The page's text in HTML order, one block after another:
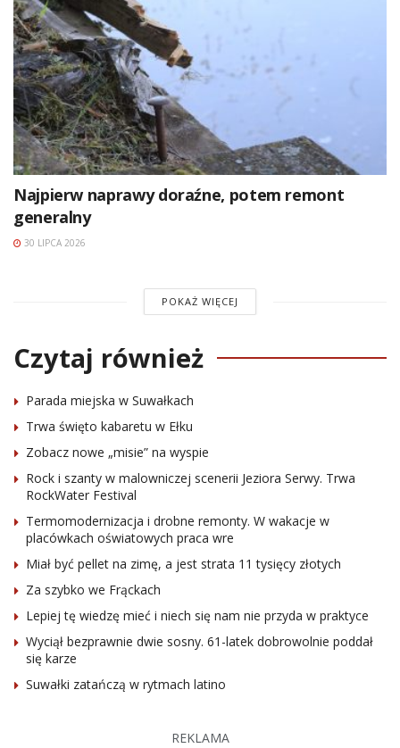
Najpierw naprawy doraźne, potem remont
generalny
30 LIPCA 2026
POKAŻ WIĘCEJ
Czytaj również
Parada miejska w Suwałkach
Trwa święto kabaretu w Ełku
Zobacz nowe „misie” na wyspie
Rock i szanty w malowniczej scenerii Jeziora Serwy. Trwa
RockWater Festival
Termomodernizacja i drobne remonty. W wakacje w
placówkach oświatowych praca wre
Miał być pellet na zimę, a jest strata 11 tysięcy złotych
Za szybko we Frąckach
Lepiej tę wiedzę mieć i niech się nam nie przyda w praktyce
Wyciął bezprawnie dwie sosny. 61-latek dobrowolnie poddał
się karze
Suwałki zatańczą w rytmach latino
REKLAMA